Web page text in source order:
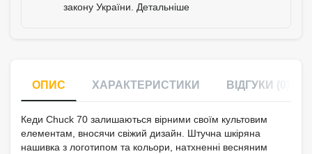
закону України. Детальніше
ОПИС ХАРАКТЕРИСТИКИ ВІДГУКИ (0)
Кеди Chuck 70 залишаються вірними своїм культовим
елементам, вносячи свіжий дизайн. Штучна шкіряна
нашивка з логотипом та кольори, натхненні весняним